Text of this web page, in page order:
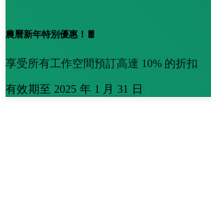
農曆新年特別優惠！🧧
享受所有工作空間預訂高達 10% 的折扣
有效期至 2025 年 1 月 31 日